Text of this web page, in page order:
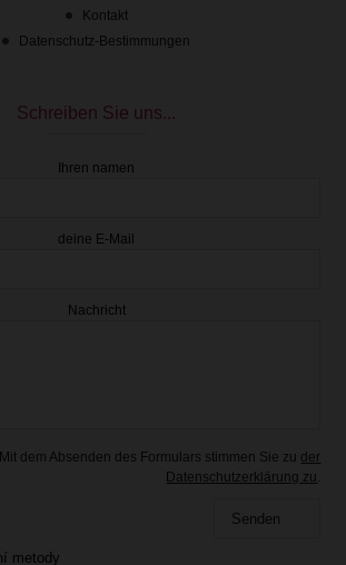
Vorrätig
Kontakt
Datenschutz-Bestimmungen
Schreiben Sie uns...
Ihren namen
deine E-Mail
Nachricht
Mit dem Absenden des Formulars stimmen Sie zu der
Datenschutzerklärung zu.
Senden